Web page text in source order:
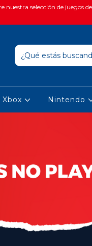
nuestra selección de juegos
Xbox Nintendo